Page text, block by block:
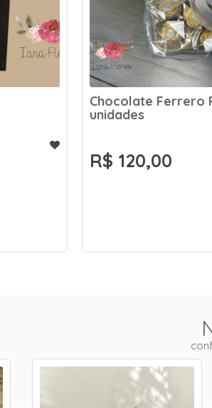
Chocolate Ferrero
unidades
R$ 120,00